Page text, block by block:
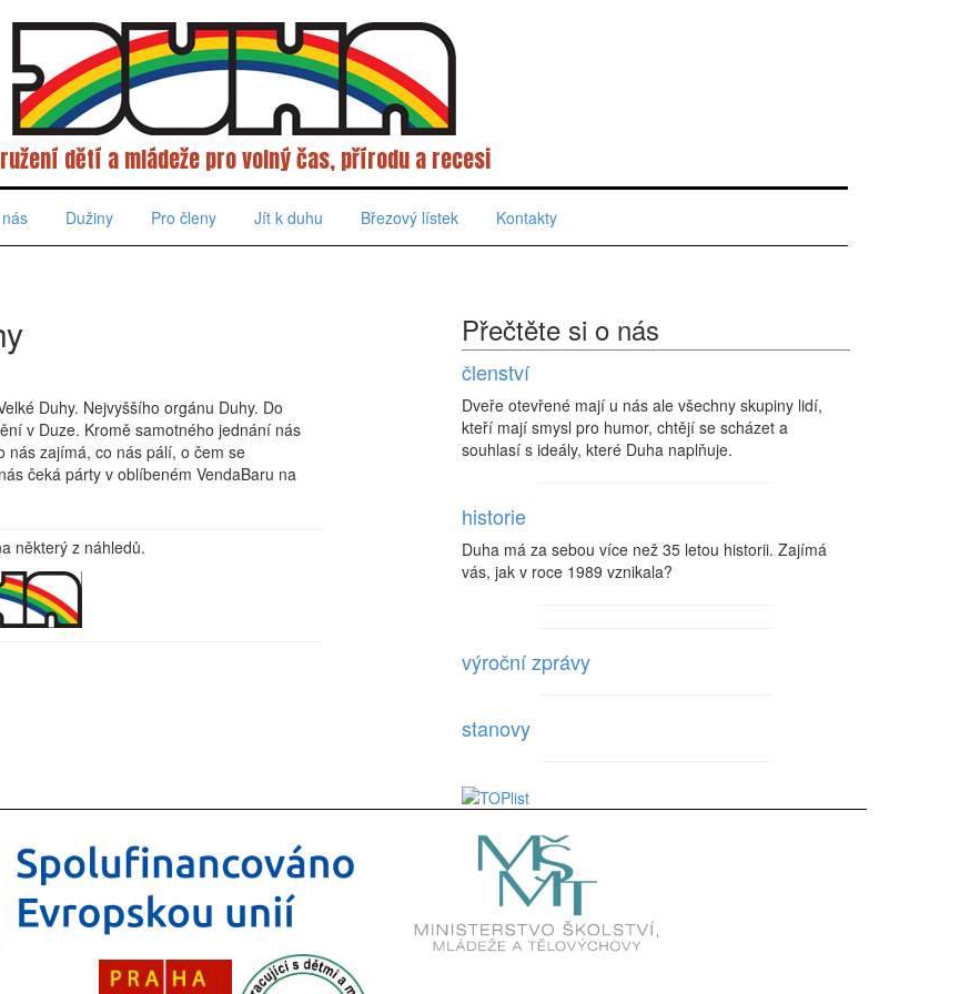
dětí a mládeže pro volný čas, přírodu a recesi
Dužiny Pro členy Jít k duhu Březový lístek Kontakty
Duhy. Nejvyššího orgánu Duhy. Do
v Duze. Kromě samotného jednání nás
nás zajímá, co nás pálí, o čem se
čeká párty v oblíbeném VendaBaru na
některý z náhledů.
Přečtěte si o nás
členství
Dveře otevřené mají u nás ale všechny skupiny lidí,
kteří mají smysl pro humor, chtějí se scházet a
souhlasí s ideály, které Duha naplňuje.
historie
Duha má za sebou více než 35 letou historii. Zajímá
vás, jak v roce 1989 vznikala?
výroční zprávy
stanovy